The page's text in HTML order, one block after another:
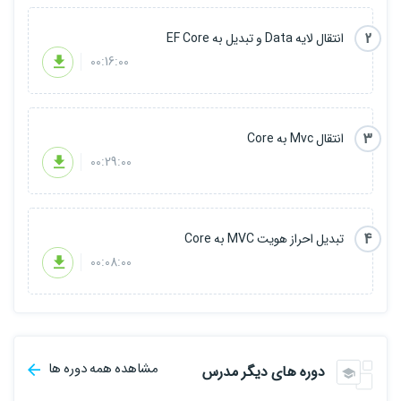
2
انتقال لایه Data و تبدیل به EF Core
00:16:00
3
انتقال Mvc به Core
00:29:00
4
تبدیل احراز هویت MVC به Core
00:08:00
دوره های دیگر مدرس مشاهده همه دوره ها